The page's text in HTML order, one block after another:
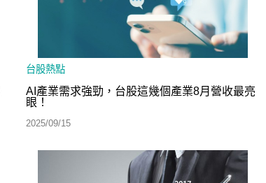
台股熱點
AI產業需求強勁，台股這幾個產業8月營收最亮
眼！
2025/09/15